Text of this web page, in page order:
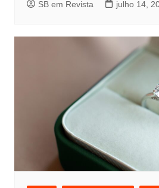
SB em Revista julho 14,